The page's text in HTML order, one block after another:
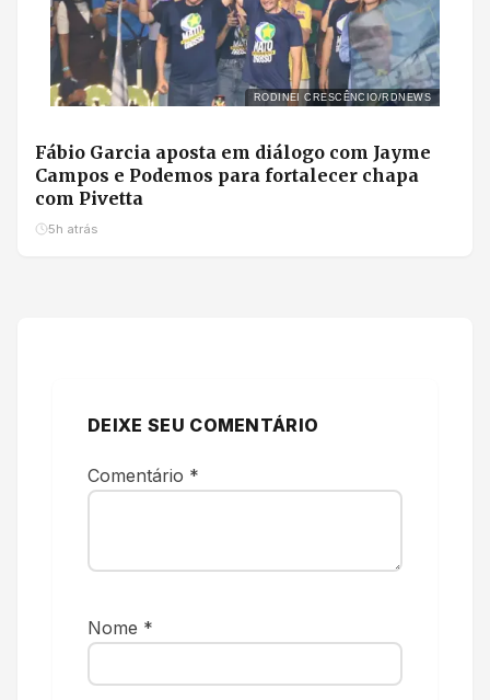
RODINEI CRESCÊNCIO/RDNEWS
Fábio Garcia aposta em diálogo com Jayme
Campos e Podemos para fortalecer chapa
com Pivetta
5h atrás
DEIXE SEU COMENTÁRIO
Comentário *
Nome *